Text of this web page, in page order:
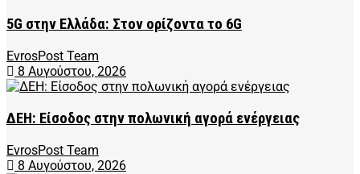
5G στην Ελλάδα: Στον ορίζοντα το 6G
EvrosPost Team
8 Αυγούστου, 2026
ΔΕΗ: Είσοδος στην πολωνική αγορά ενέργειας
EvrosPost Team
8 Αυγούστου, 2026